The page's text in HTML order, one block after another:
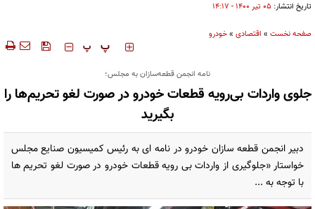
تاریخ انتشار: ۰۵ تير ۱۴۰۰ - ۱۴:۱۷
صفحه نخست » اقتصادی »خودرو
‍‍‍ پ پ
نامه انجمن قطعه‌سازان به مجلس؛
جلوی واردات بی‌رویه قطعات خودرو در صورت لغو تحریم‌ها را
بگیرید
دبیر انجمن قطعه سازان خودرو در نامه ای به رئیس کمیسیون صنایع مجلس
خواستار «جلوگیری از واردات بی رویه قطعات خودرو در صورت لغو تحریم ها
با توجه به ...